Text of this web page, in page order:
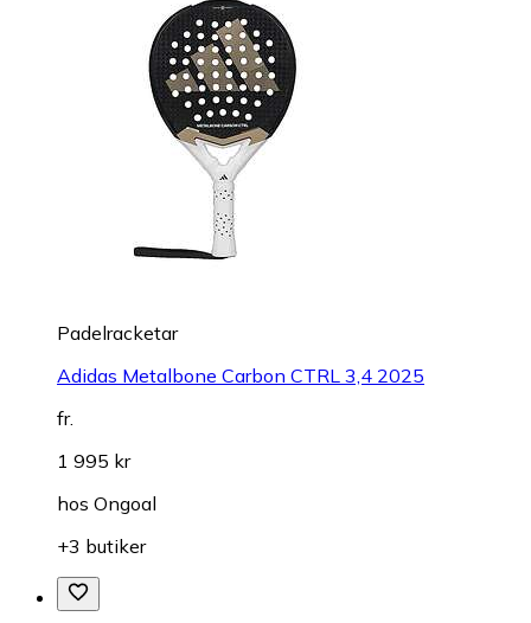
Padelracketar
Adidas Metalbone Carbon CTRL 3,4 2025
fr.
1 995 kr
hos Ongoal
+3 butiker